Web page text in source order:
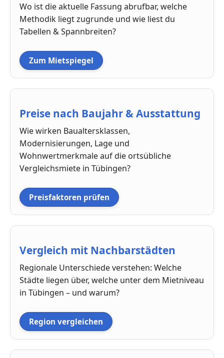
Wo ist die aktuelle Fassung abrufbar, welche
Methodik liegt zugrunde und wie liest du
Tabellen & Spannbreiten?
Zum Mietspiegel
Preise nach Baujahr & Ausstattung
Wie wirken Baualtersklassen,
Modernisierungen, Lage und
Wohnwertmerkmale auf die ortsübliche
Vergleichsmiete in Tübingen?
Preisfaktoren prüfen
Vergleich mit Nachbarstädten
Regionale Unterschiede verstehen: Welche
Städte liegen über, welche unter dem Mietniveau
in Tübingen – und warum?
Region vergleichen